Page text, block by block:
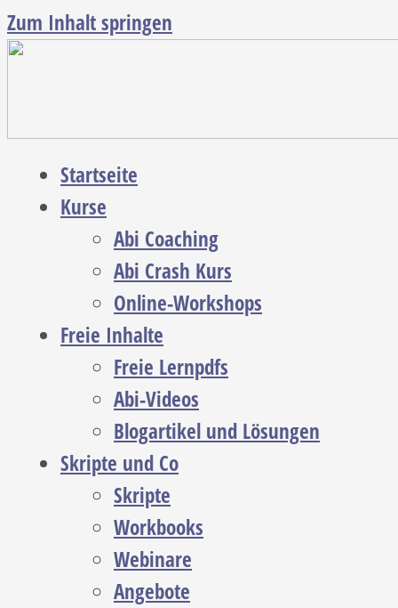
Zum Inhalt springen
Startseite
Kurse
Abi Coaching
Abi Crash Kurs
Online-Workshops
Freie Inhalte
Freie Lernpdfs
Abi-Videos
Blogartikel und Lösungen
Skripte und Co
Skripte
Workbooks
Webinare
Angebote